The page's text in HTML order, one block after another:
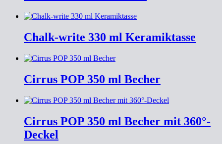
Chalk-write 330 ml Keramiktasse
Cirrus POP 350 ml Becher
Cirrus POP 350 ml Becher mit 360°-
Deckel